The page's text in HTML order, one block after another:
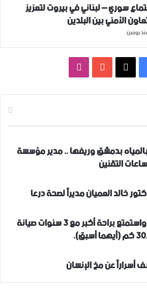
سوري – لبناني في بيروت لتعزيز
‏الأمني ‏بين البلدين
يومين
فيسبوك ‫YouTube
بالمياه بدمشق وريفها .. مدير مؤسسة
التقنين
خالد العميان مديراً لصحة درعا
امتلك MG7 اليوم، واستمتع براحة أكبر مع 3 سنوات صيانة
أسراراً عن مخ الإنسان